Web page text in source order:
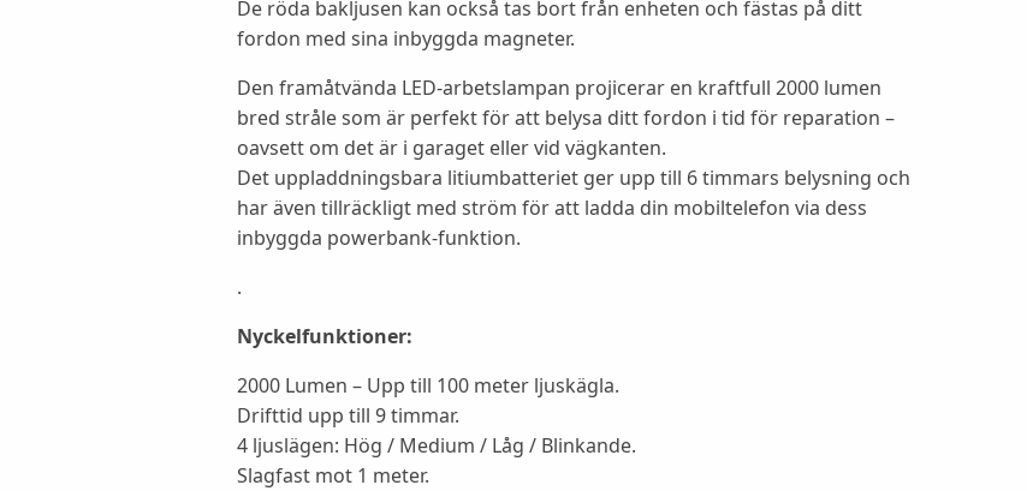
De röda bakljusen kan också tas bort från enheten och fästas på ditt
fordon med sina inbyggda magneter.
Den framåtvända LED-arbetslampan projicerar en kraftfull 2000 lumen
bred stråle som är perfekt för att belysa ditt fordon i tid för reparation –
oavsett om det är i garaget eller vid vägkanten.
Det uppladdningsbara litiumbatteriet ger upp till 6 timmars belysning och
har även tillräckligt med ström för att ladda din mobiltelefon via dess
inbyggda powerbank-funktion.
.
Nyckelfunktioner:
2000 Lumen – Upp till 100 meter ljuskägla.
Drifttid upp till 9 timmar.
4 ljuslägen: Hög / Medium / Låg / Blinkande.
Slagfast mot 1 meter.